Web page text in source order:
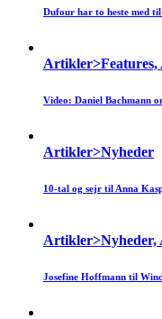
Dufour har to heste med
Video: Daniel Bachmann
Artikler>Nyheder
10-tal og sejr til Anna
Josefine Hoffmann til